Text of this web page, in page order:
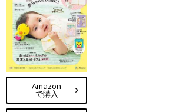
Amazon
で購入